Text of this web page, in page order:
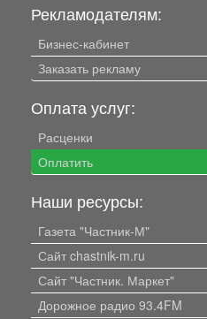
Рекламодателям:
Бизнес-кабинет
Заказать рекламу
Оплата услуг:
Расценки
Оплатить
Наши ресурсы:
Газета "Частник-М"
Сайт chastnik-m.ru
Сайт "Частник. Маркет"
Дорожное радио 93.4FM